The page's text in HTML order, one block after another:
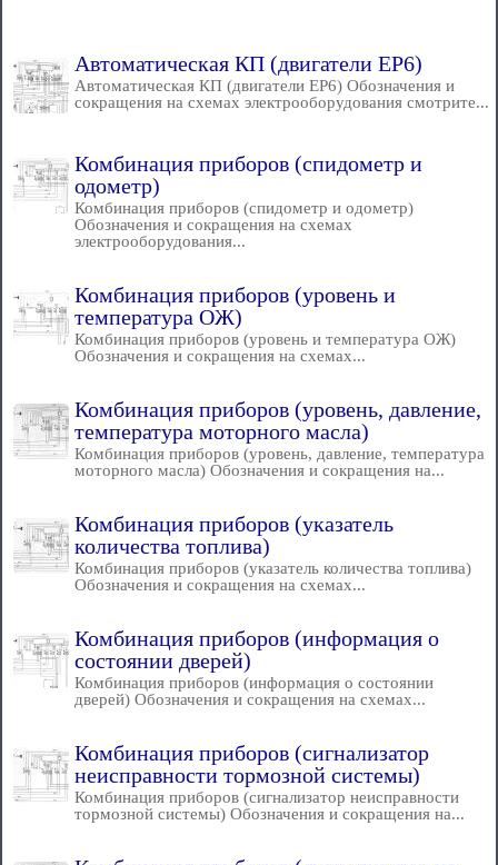
Автоматическая КП (двигатели EP6)
Автоматическая КП (двигатели EP6) Обозначения и
сокращения на схемах электрооборудования смотрите...
Комбинация приборов (спидометр и
одометр)
Комбинация приборов (спидометр и одометр)
Обозначения и сокращения на схемах
электрооборудования...
Комбинация приборов (уровень и
температура ОЖ)
Комбинация приборов (уровень и температура ОЖ)
Обозначения и сокращения на схемах...
Комбинация приборов (уровень, давление,
температура моторного масла)
Комбинация приборов (уровень, давление, температура
моторного масла) Обозначения и сокращения на...
Комбинация приборов (указатель
количества топлива)
Комбинация приборов (указатель количества топлива)
Обозначения и сокращения на схемах...
Комбинация приборов (информация о
состоянии дверей)
Комбинация приборов (информация о состоянии
дверей) Обозначения и сокращения на схемах...
Комбинация приборов (сигнализатор
неисправности тормозной системы)
Комбинация приборов (сигнализатор неисправности
тормозной системы) Обозначения и сокращения на...